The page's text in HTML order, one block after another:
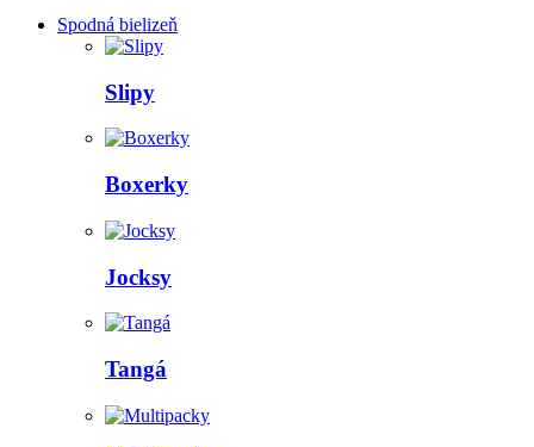
Spodná bielizeň
Slipy
Boxerky
Jocksy
Tangá